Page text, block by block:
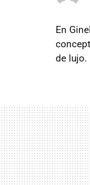
En
concept
de lujo.